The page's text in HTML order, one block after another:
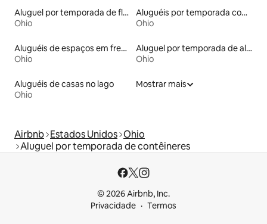
Aluguel por temporada de flats
Ohio
Aluguéis por temporada com acesso ao lago
Ohio
Aluguéis de espaços em frente à praia
Ohio
Aluguel por temporada de alojamentos ecológicos
Ohio
Aluguéis de casas no lago
Ohio
Mostrar mais
Airbnb Estados Unidos Ohio
Aluguel por temporada de contêineres
© 2026 Airbnb, Inc.
Privacidade
Termos